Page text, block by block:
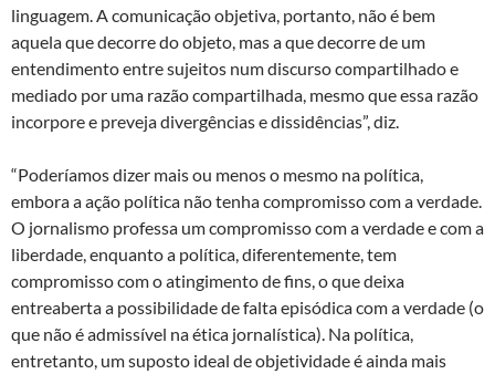
linguagem. A comunicação objetiva, portanto, não é bem
aquela que decorre do objeto, mas a que decorre de um
entendimento entre sujeitos num discurso compartilhado e
mediado por uma razão compartilhada, mesmo que essa razão
incorpore e preveja divergências e dissidências”, diz.
“Poderíamos dizer mais ou menos o mesmo na política,
embora a ação política não tenha compromisso com a verdade.
O jornalismo professa um compromisso com a verdade e com a
liberdade, enquanto a política, diferentemente, tem
compromisso com o atingimento de fins, o que deixa
entreaberta a possibilidade de falta episódica com a verdade (o
que não é admissível na ética jornalística). Na política,
entretanto, um suposto ideal de objetividade é ainda mais